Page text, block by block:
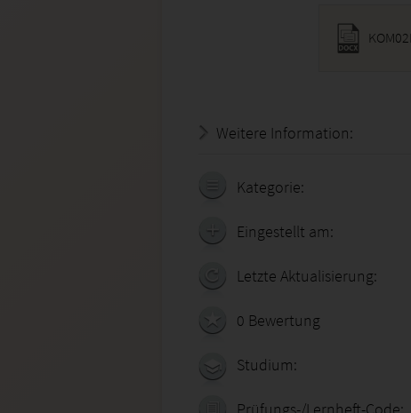
Weitere Information:
Kategorie:
Eingestellt am:
Letzte Aktualisierung:
0 Bewertung
Studium: